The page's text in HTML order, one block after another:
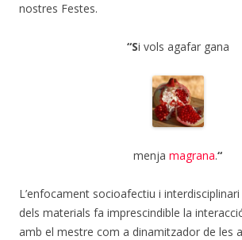
nostres Festes.
“Si vols agafar gana
menja magrana.“
L’enfocament socioafectiu i
dels materials fa imprescindible la
amb el mestre com a dinamitzador de les